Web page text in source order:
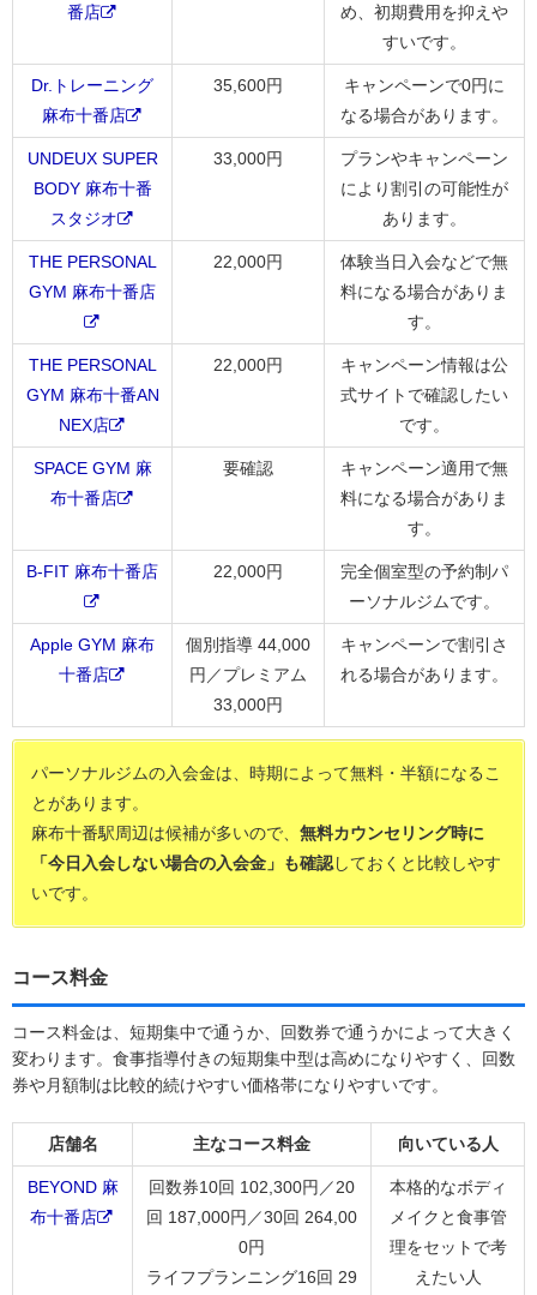
番店
め、初期費用を抑えや
すいです。
Dr.トレーニング
麻布十番店
35,600円
キャンペーンで0円に
なる場合があります。
UNDEUX SUPER
BODY 麻布十番
スタジオ
33,000円
プランやキャンペーン
により割引の可能性が
あります。
THE PERSONAL
GYM 麻布十番店
22,000円
体験当日入会などで無
料になる場合がありま
す。
THE PERSONAL
GYM 麻布十番AN
NEX店
22,000円
キャンペーン情報は公
式サイトで確認したい
です。
SPACE GYM 麻
布十番店
要確認
キャンペーン適用で無
料になる場合がありま
す。
B-FIT 麻布十番店 22,000円
完全個室型の予約制パ
ーソナルジムです。
Apple GYM 麻布
十番店
個別指導 44,000
円／プレミアム
33,000円
キャンペーンで割引さ
れる場合があります。
パーソナルジムの入会金は、時期によって無料・半額になるこ
とがあります。
麻布十番駅周辺は候補が多いので、 無料カウンセリング時に
「今日入会しない場合の入会金」も確認しておくと比較しやす
いです。
コース料金
コース料金は、短期集中で通うか、回数券で通うかによって大きく
変わります。食事指導付きの短期集中型は高めになりやすく、回数
券や月額制は比較的続けやすい価格帯になりやすいです。
店舗名 主なコース料金 向いている人
BEYOND 麻
布十番店
回数券10回 102,300円／20
回 187,000円／30回 264,00
0円
ライフプランニング16回 29
本格的なボディ
メイクと食事管
理をセットで考
えたい人